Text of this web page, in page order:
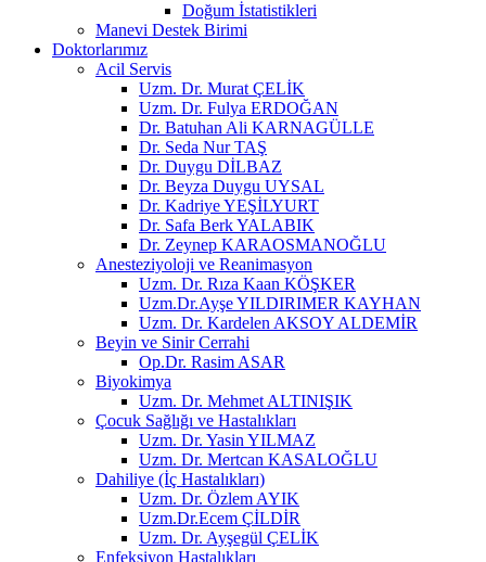
Doğum İstatistikleri
Manevi Destek Birimi
Doktorlarımız
Acil Servis
Uzm. Dr. Murat ÇELİK
Uzm. Dr. Fulya ERDOĞAN
Dr. Batuhan Ali KARNAGÜLLE
Dr. Seda Nur TAŞ
Dr. Duygu DİLBAZ
Dr. Beyza Duygu UYSAL
Dr. Kadriye YEŞİLYURT
Dr. Safa Berk YALABIK
Dr. Zeynep KARAOSMANOĞLU
Anesteziyoloji ve Reanimasyon
Uzm. Dr. Rıza Kaan KÖŞKER
Uzm.Dr.Ayşe YILDIRIMER KAYHAN
Uzm. Dr. Kardelen AKSOY ALDEMİR
Beyin ve Sinir Cerrahi
Op.Dr. Rasim ASAR
Biyokimya
Uzm. Dr. Mehmet ALTINIŞIK
Çocuk Sağlığı ve Hastalıkları
Uzm. Dr. Yasin YILMAZ
Uzm. Dr. Mertcan KASALOĞLU
Dahiliye (İç Hastalıkları)
Uzm. Dr. Özlem AYIK
Uzm.Dr.Ecem ÇİLDİR
Uzm. Dr. Ayşegül ÇELİK
Enfeksiyon Hastalıkları